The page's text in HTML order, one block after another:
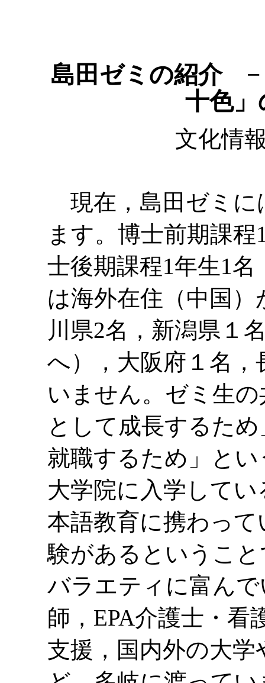
島田ゼミの紹介 −
十色
文化情
現在，島田ゼミに
ます。博士前期課
士後期課程1年生1
は海外在住（中国
川県2名，新潟県１
へ），大阪府１名，
いません。ゼミ生
として成長するた
就職するため」と
大学院に入学して
本語教育に携わっ
験があるというこ
バラエティに富ん
師，EPA介護士・看
支援，国内外の大